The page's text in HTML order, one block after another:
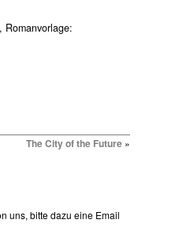
Romanvorlage:
The City of the Future »
uns, bitte dazu eine Email